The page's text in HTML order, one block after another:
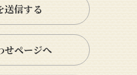
送信する
せページへ